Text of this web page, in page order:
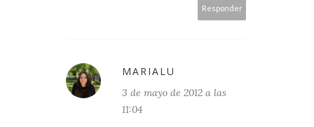
Responder
MARIALU
3 de mayo de 2012 a las
11:04